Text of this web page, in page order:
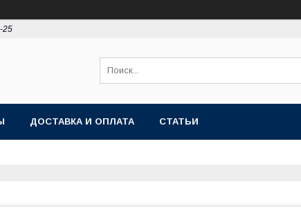
25
ДОСТАВКА И ОПЛАТА СТАТЬИ